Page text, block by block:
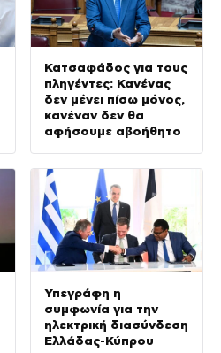
Κατσαφάδος για τους
πληγέντες: Κανένας
δεν μένει πίσω μόνος,
κανέναν δεν θα
αφήσουμε αβοήθητο
Υπεγράφη η
συμφωνία για την
ηλεκτρική διασύνδεση
Ελλάδας-Κύπρου